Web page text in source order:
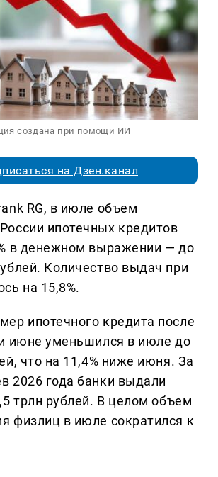
создана при помощи ИИ
на Дзен.канал
RG, в июле объем
ипотечных кредитов
в денежном выражении — до
Количество выдач при
на 15,8%.
ипотечного кредита после
июне уменьшился в июле до
что на 11,4% ниже июня. За
2026 года банки выдали
трлн рублей. В целом объем
физлиц в июле сократился к